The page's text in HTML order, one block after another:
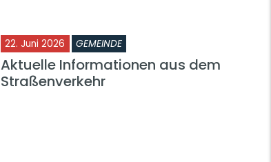
22. Juni 2026 GEMEINDE
Aktuelle Informationen aus dem
Straßenverkehr